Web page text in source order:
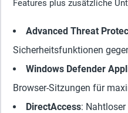
Features plus zusätzliche
Advanced Threat
Sicherheitsfunktionen
Windows Defender
Browser-Sitzungen für
DirectAccess: